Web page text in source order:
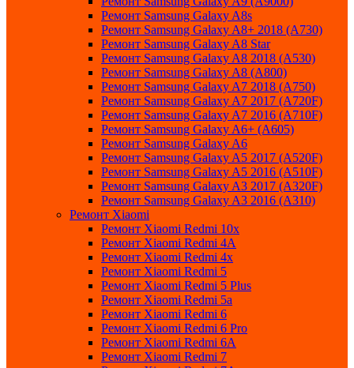
Ремонт Samsung Galaxy A8s
Ремонт Samsung Galaxy A8+ 2018 (A730)
Ремонт Samsung Galaxy A8 Star
Ремонт Samsung Galaxy A8 2018 (A530)
Ремонт Samsung Galaxy A8 (A800)
Ремонт Samsung Galaxy A7 2018 (A750)
Ремонт Samsung Galaxy A7 2017 (A720F)
Ремонт Samsung Galaxy A7 2016 (A710F)
Ремонт Samsung Galaxy A6+ (A605)
Ремонт Samsung Galaxy A6
Ремонт Samsung Galaxy A5 2017 (A520F)
Ремонт Samsung Galaxy A5 2016 (A510F)
Ремонт Samsung Galaxy A3 2017 (A320F)
Ремонт Samsung Galaxy A3 2016 (A310)
Ремонт Xiaomi
Ремонт Xiaomi Redmi 10x
Ремонт Xiaomi Redmi 4A
Ремонт Xiaomi Redmi 4x
Ремонт Xiaomi Redmi 5
Ремонт Xiaomi Redmi 5 Plus
Ремонт Xiaomi Redmi 5a
Ремонт Xiaomi Redmi 6
Ремонт Xiaomi Redmi 6 Pro
Ремонт Xiaomi Redmi 6A
Ремонт Xiaomi Redmi 7